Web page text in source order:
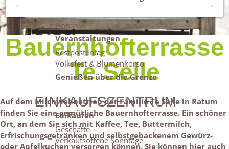
Bed & Breakfasts
Hotels
Veranstaltungen
Restpostentag
Volksfest & Blumenkorso
Genießen über die Grenze
EINKAUFSZENTRUM
Einkaufen
Geschäfte
Verkaufsoffene Sonntage
Bauernhofterrasse
Te Selle
Auf dem Milchviehbetrieb der Familie Te Selle in Ratum
finden Sie eine gemütliche Bauernhofterrasse. Ein schöner
Ort, an dem Sie sich mit Kaffee, Tee, Buttermilch,
Erfrischungsgetränken und selbstgebackenem Gewürz-
oder Apfelkuchen versorgen können. Sie können hier auch